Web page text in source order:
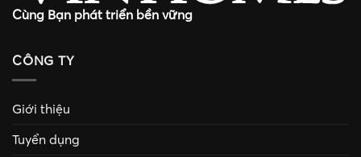
Cùng Bạn phát triển bền vững
CÔNG TY
Giới thiệu
Tuyển dụng